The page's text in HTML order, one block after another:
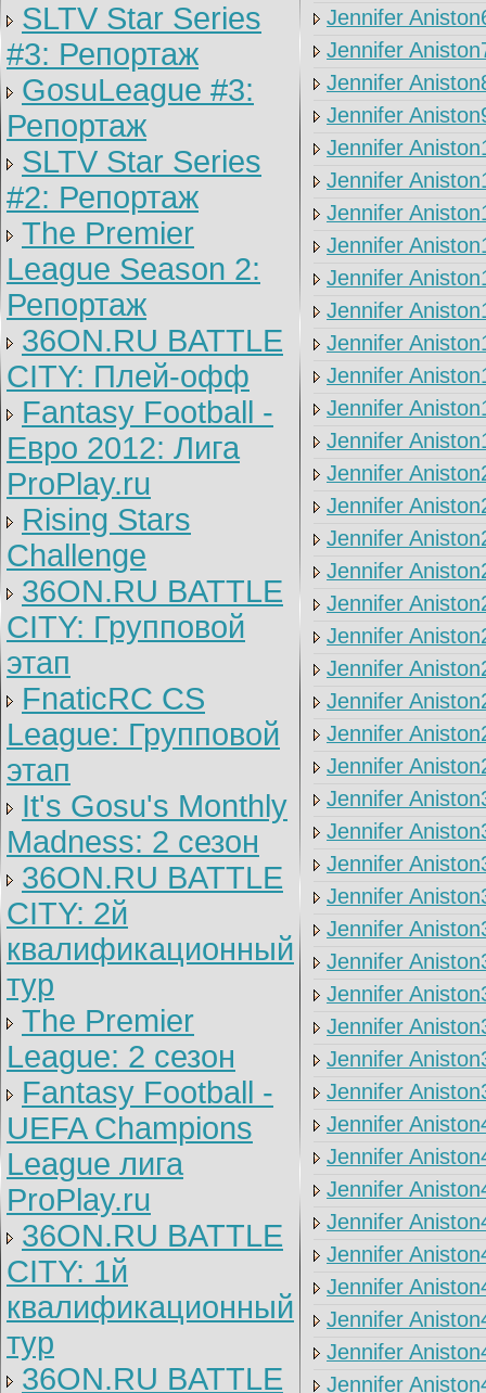
SLTV Star Series
#3: Репортаж
GosuLeague #3:
Репортаж
SLTV Star Series
#2: Репортаж
The Premier
League Season 2:
Репортаж
36ON.RU BATTLE
CITY: Плей-офф
Fantasy Football -
Евро 2012: Лига
ProPlay.ru
Rising Stars
Challenge
36ON.RU BATTLE
CITY: Групповой
этап
FnaticRC CS
League: Групповой
этап
It's Gosu's Monthly
Madness: 2 сезон
36ON.RU BATTLE
CITY: 2й
квалификационный
тур
The Premier
League: 2 cезон
Fantasy Football -
UEFA Champions
League лига
ProPlay.ru
36ON.RU BATTLE
CITY: 1й
квалификационный
тур
36ON.RU BATTLE
Jennifer
Jennifer
Jennifer
Jennifer
Jennifer
Jennifer
Jennifer
Jennifer
Jennifer
Jennifer
Jennifer
Jennifer
Jennifer
Jennifer
Jennifer
Jennifer
Jennifer
Jennifer
Jennifer
Jennifer
Jennifer
Jennifer
Jennifer
Jennifer
Jennifer
Jennifer
Jennifer
Jennifer
Jennifer
Jennifer
Jennifer
Jennifer
Jennifer
Jennifer
Jennifer
Jennifer
Jennifer
Jennifer
Jennifer
Jennifer
Jennifer
Jennifer
Jennifer